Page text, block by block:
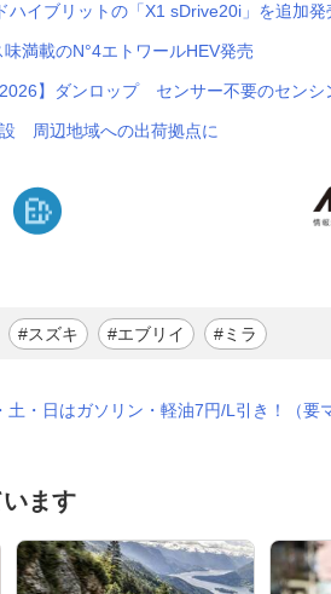
ハイブリットの「X1 sDrive20i」を追加発
味満載のN°4エトワールHEV発売
2026】ダンロップ センサー不要のセンシ
設 周辺地域への出荷拠点に
#スズキ #エブリイ #ミラ
土・日はガソリン・軽油7円/L引き！（要
ます